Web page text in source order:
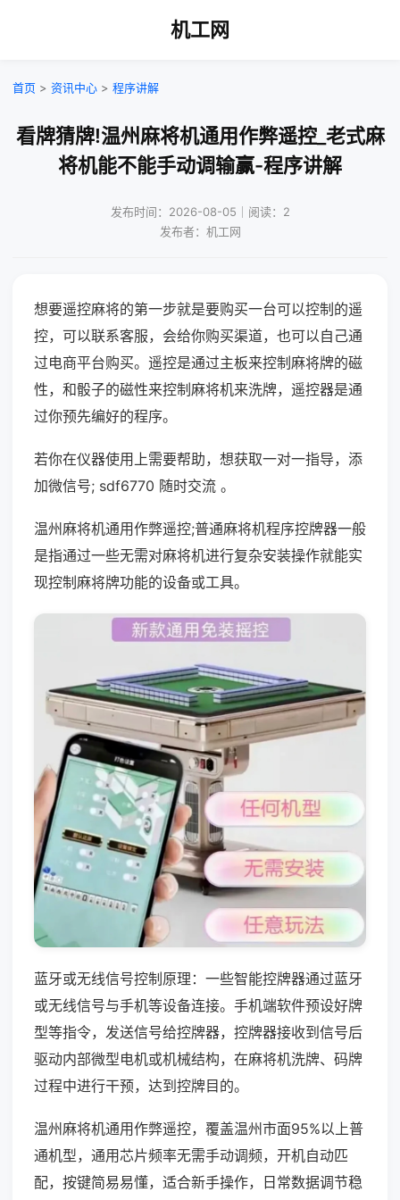
机工网
首页 > 资讯中心 > 程序讲解
看牌猜牌!温州麻将机通用作弊遥控_老式麻
将机能不能手动调输赢-程序讲解
发布时间：2026-08-05｜阅读：2
发布者：机工网
想要遥控麻将的第一步就是要购买一台可以控制的遥
控，可以联系客服，会给你购买渠道，也可以自己通
过电商平台购买。遥控是通过主板来控制麻将牌的磁
性，和骰子的磁性来控制麻将机来洗牌，遥控器是通
过你预先编好的程序。
若你在仪器使用上需要帮助，想获取一对一指导，添
加微信号; sdf6770 随时交流 。
温州麻将机通用作弊遥控;普通麻将机程序控牌器一般
是指通过一些无需对麻将机进行复杂安装操作就能实
现控制麻将牌功能的设备或工具。
蓝牙或无线信号控制原理：一些智能控牌器通过蓝牙
或无线信号与手机等设备连接。手机端软件预设好牌
型等指令，发送信号给控牌器，控牌器接收到信号后
驱动内部微型电机或机械结构，在麻将机洗牌、码牌
过程中进行干预，达到控牌目的。
温州麻将机通用作弊遥控，覆盖温州市面95%以上普
通机型，通用芯片频率无需手动调频，开机自动匹
配，按键简易易懂，适合新手操作，日常数据调节稳